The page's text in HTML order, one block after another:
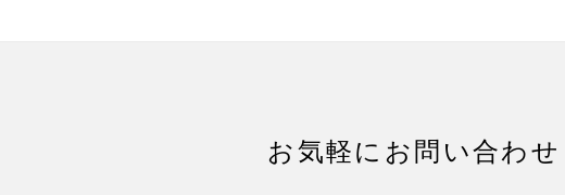
お気軽にお問い合わ